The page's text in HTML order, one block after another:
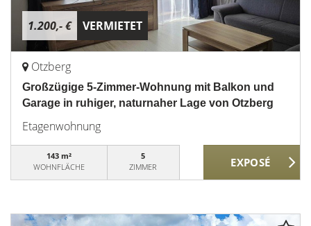
1.200,- € VERMIETET
Otzberg
Großzügige 5-Zimmer-Wohnung mit Balkon und
Garage in ruhiger, naturnaher Lage von Otzberg
Etagenwohnung
143 m²
WOHNFLÄCHE
5
ZIMMER